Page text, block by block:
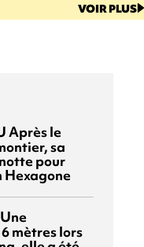
VOIR PLUS
Après le
sa
pour
Hexagone
Une
mètres lors